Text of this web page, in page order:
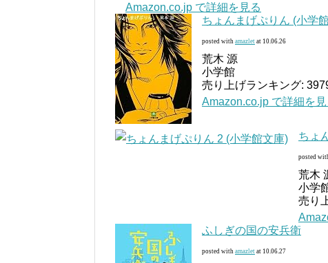
Amazon.co.jp で詳細を見る
ちょんまげぷりん (小学
posted with amazlet at 10.06.26
荒木 源
小学館
売り上げランキング:
Amazon.co.jp で詳細を見
ちょ
posted
荒木
小学
売り
ふしぎの国の安兵衛
posted with amazlet at 10.06.27